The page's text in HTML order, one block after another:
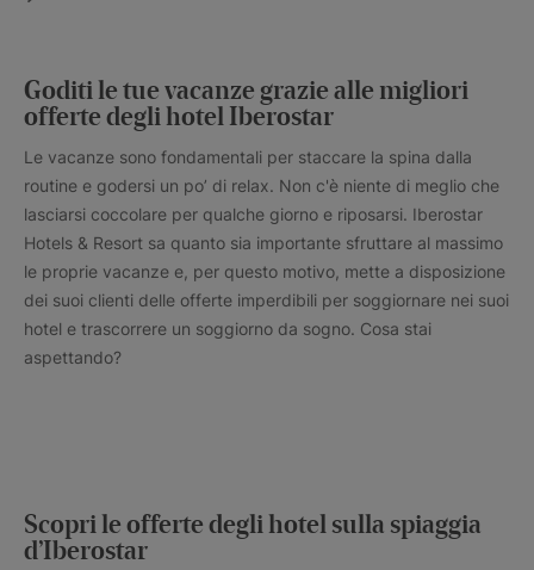
Goditi le tue vacanze grazie alle migliori
offerte degli hotel Iberostar
Le vacanze sono fondamentali per staccare la spina dalla
routine e godersi un po’ di relax. Non c'è niente di meglio che
lasciarsi coccolare per qualche giorno e riposarsi. Iberostar
Hotels & Resort sa quanto sia importante sfruttare al massimo
le proprie vacanze e, per questo motivo, mette a disposizione
dei suoi clienti delle offerte imperdibili per soggiornare nei suoi
hotel e trascorrere un soggiorno da sogno. Cosa stai
aspettando?
Scopri le offerte degli hotel sulla spiaggia
d’Iberostar